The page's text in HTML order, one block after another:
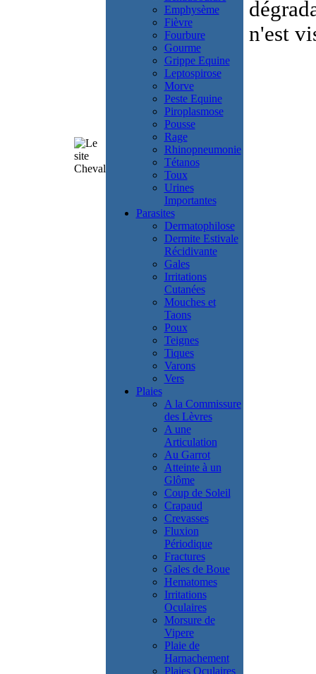
Emphysème
Fièvre
Fourbure
Gourme
Grippe Equine
Leptospirose
Morve
Peste Equine
Piroplasmose
Pousse
Rage
Rhinopneumonie
Tétanos
Toux
Urines
Importantes
Parasites
Dermatophilose
Dermite Estivale
Récidivante
Gales
Irritations
Cutanées
Mouches et
Taons
Poux
Teignes
Tiques
Varons
Vers
Plaies
A la Commissure
des Lèvres
A une
Articulation
Au Garrot
Atteinte à un
Glôme
Coup de Soleil
Crapaud
Crevasses
Fluxion
Périodique
Fractures
Gales de Boue
Hematomes
Irritations
Oculaires
Morsure de
Vipere
Plaie de
Harnachement
Plaies Oculaires
n'est